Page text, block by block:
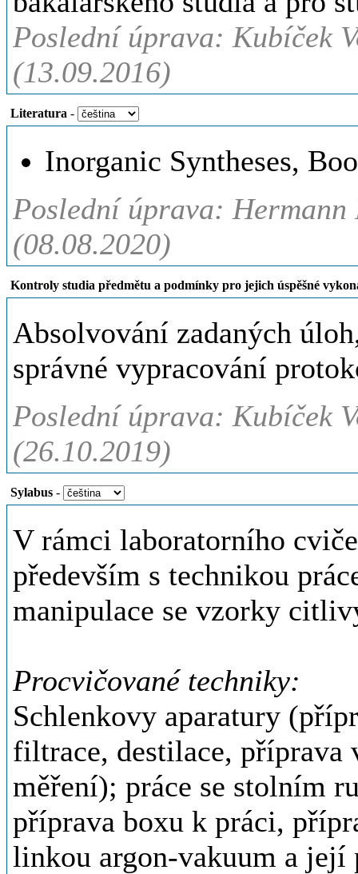
Poslední úprava: Kubíček
(13.09.2016)
Literatura -
Inorganic Syntheses,
Poslední úprava:
(08.08.2020)
Kontroly studia předmětu a podmínky pro jejich úspěšné
Absolvování zadaných
správné vypracování
Poslední úprava: Kubíček
(26.10.2019)
Sylabus -
V rámci laboratorního
především s technikou
manipulace se vzorky
Procvičované techniky:
Schlenkovy aparatury
filtrace, destilace, příprava
měření); práce se stolním
příprava boxu k práci,
linkou argon-vakuum a